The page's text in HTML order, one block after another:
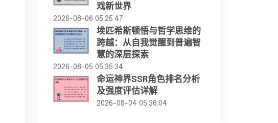
戏新世界
2026-08-06 05:25:47
埃匹希斯顿悟与哲学思维的
跨越：从自我觉醒到普遍智
慧的深层探索
2026-08-05 05:35:34
命运神界SSR角色排名分析
及强度评估详解
2026-08-04 05:36:04